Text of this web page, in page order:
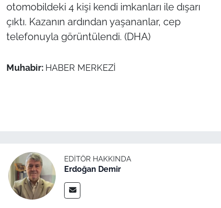
otomobildeki 4 kişi kendi imkanları ile dışarı
çıktı. Kazanın ardından yaşananlar, cep
telefonuyla görüntülendi. (DHA)
Muhabir: HABER MERKEZİ
EDITÖR HAKKINDA
Erdoğan Demir
Bilim Teknoloji
English News
Canlı Maç